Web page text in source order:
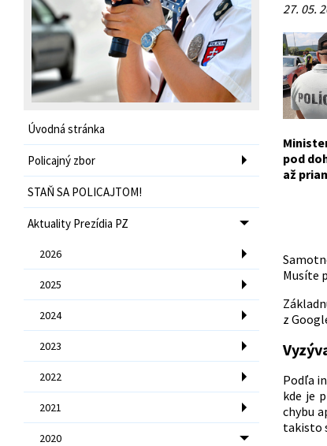
Úvodná stránka
Policajný zbor
STAŇ SA POLICAJTOM!
Aktuality Prezídia PZ
2026
2025
2024
2023
2022
2021
2020
27. 05.
pod
až
Musíte
z
Podľa
kde je
chybu
takisto